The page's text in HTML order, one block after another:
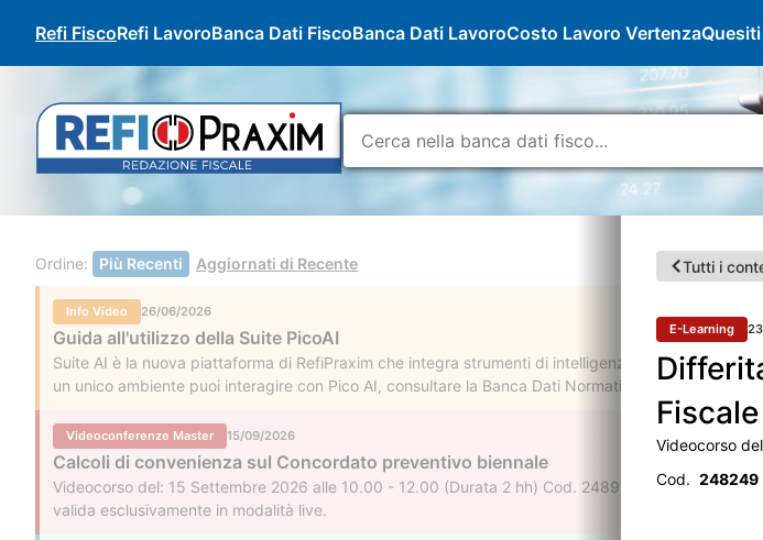
Refi FiscoRefi LavoroBanca Dati FiscoBanca Dati LavoroCosto Lavoro Vertenza
Tutti i
E-Learning
Videocorso
Cod. 248249
Ordine: Più Recenti Aggiornati di Recente
Info Video 26/06/2026
Guida all'utilizzo della Suite PicoAI
Suite AI è la nuova piattaforma di RefiPraxim che integra strumenti di intelligenza artificiale per
un unico ambiente puoi interagire con Pico AI, consultare la Banca Dati Normativa, creare
Videoconferenze Master 15/09/2026
Calcoli di convenienza sul Concordato preventivo biennale
Videocorso del: 15 Settembre 2026 alle 10.00 - 12.00 (Durata 2 hh) Cod. 248931 Accreditato
valida esclusivamente in modalità live.